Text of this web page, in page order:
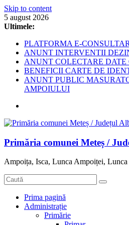
Skip to content
5 august 2026
Ultimele:
PLATFORMA E-
ANUNT INTERVENTII
ANUNT COLECTARE DATE
BENEFICII CARTE DE
ANUNT PUBLIC
AMPOIULUI
Primăria comunei Meteș /
Ampoița, Isca, Lunca Ampoiței,
Prima pagină
Administrație
Primărie